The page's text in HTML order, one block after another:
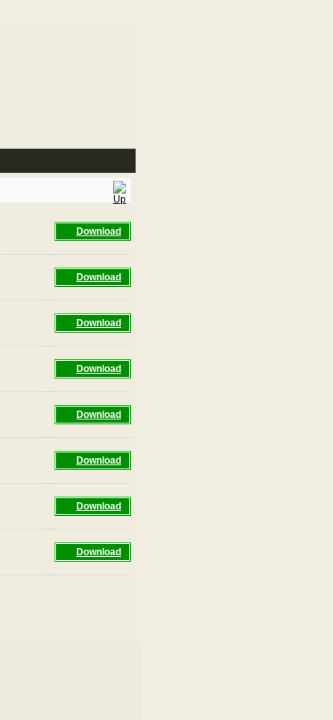
Download
Download
Download
Download
Download
Download
Download
Download